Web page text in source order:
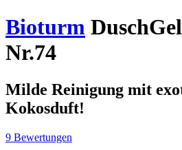
Bioturm
Nr.74
Milde Reinigung mit
Kokosduft!
9 Bewertungen